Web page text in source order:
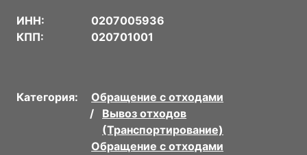
ИНН:
0207005936
КПП:
020701001
Категория:
Обращение с отходами
Вывоз отходов
(Транспортирование)
Обращение с отходами